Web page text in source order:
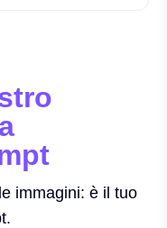
immagini: è il tuo